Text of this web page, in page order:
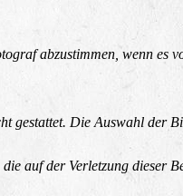
abzustimmen, wenn es
gestattet. Die Auswahl der
auf der Verletzung dieser